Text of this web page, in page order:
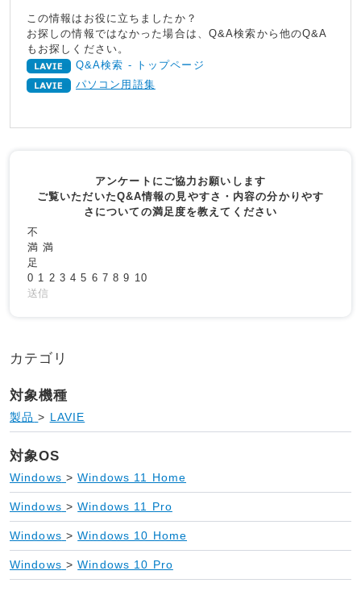
この情報はお役に立ちましたか？
お探しの情報ではなかった場合は、Q&A検索から他のQ&A
もお探しください。
Q&A検索 - トップページ
パソコン用語集
アンケートにご協力お願いします
ご覧いただいたQ&A情報の見やすさ・内容の分かりやす
さについての満足度を教えてください
不
満 満
足
0 1 2 3 4 5 6 7 8 9 10
送信
カテゴリ
対象機種
製品 > LAVIE
対象OS
Windows > Windows 11 Home
Windows > Windows 11 Pro
Windows > Windows 10 Home
Windows > Windows 10 Pro